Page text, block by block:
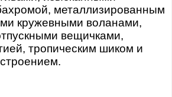
металлизированным
кружевными воланами,
вещичками,
тропическим шиком и